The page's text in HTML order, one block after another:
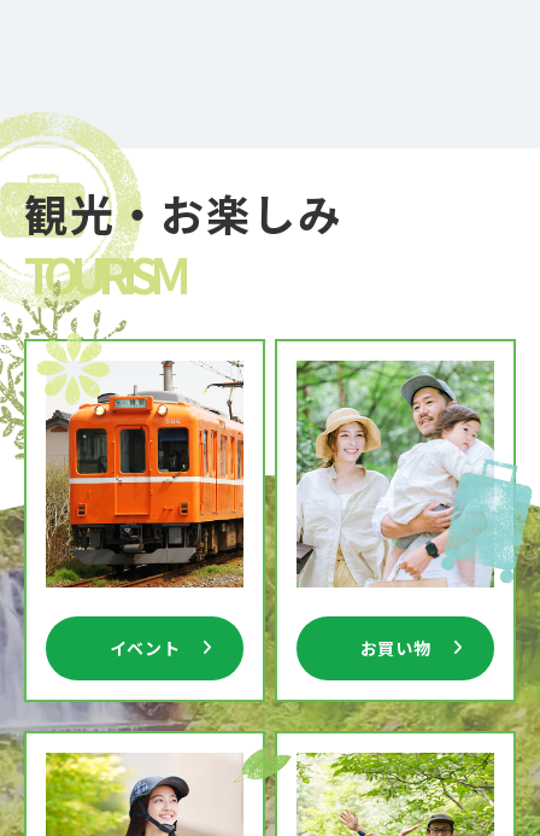
観光・お楽しみ
TOURISM
イベント お買い物